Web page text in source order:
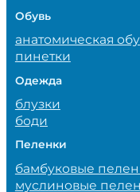
Обувь
анатомическая
пинетки
Одежда
блузки
боди
Пеленки
бамбуковые
муслиновые